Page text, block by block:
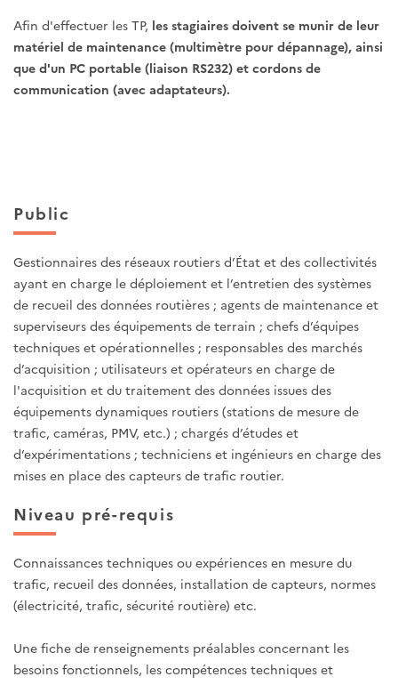
Afin d'effectuer les TP, les stagiaires doivent se munir de leur
matériel de maintenance (multimètre pour dépannage), ainsi
que d'un PC portable (liaison RS232) et cordons de
communication (avec adaptateurs).
Public
Gestionnaires des réseaux routiers d’État et des collectivités
ayant en charge le déploiement et l’entretien des systèmes
de recueil des données routières ; agents de maintenance et
superviseurs des équipements de terrain ; chefs d’équipes
techniques et opérationnelles ; responsables des marchés
d’acquisition ; utilisateurs et opérateurs en charge de
l'acquisition et du traitement des données issues des
équipements dynamiques routiers (stations de mesure de
trafic, caméras, PMV, etc.) ; chargés d’études et
d’expérimentations ; techniciens et ingénieurs en charge des
mises en place des capteurs de trafic routier.
Niveau pré-requis
Connaissances techniques ou expériences en mesure du
trafic, recueil des données, installation de capteurs, normes
(électricité, trafic, sécurité routière) etc.
Une fiche de renseignements préalables concernant les
besoins fonctionnels, les compétences techniques et